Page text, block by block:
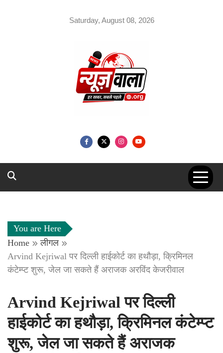
Saturday, August 08, 2026
You are Here
Home
लीगल
Arvind Kejriwal पर दिल्ली हाईकोर्ट का हथौड़ा, क्रिमिनल
कंटेम्प्ट शुरू, जेल जा सकते हैं अराजक अरविंद केजरीवाल
Arvind Kejriwal पर दिल्ली
हाईकोर्ट का हथौड़ा, क्रिमिनल कंटेम्प्ट
शुरू, जेल जा सकते हैं अराजक